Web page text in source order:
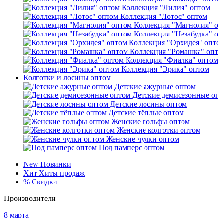
Коллекция "Лилия" оптом
Коллекция "Лотос" оптом
Коллекция "Магнолия"
Коллекция "Незабудка"
Коллекция "Орхидея"
Коллекция "Ромашка"
Коллекция "Фиалка" оптом
Коллекция "Эрика" оптом
Колготки и лосины оптом
Детские ажурные оптом
Детские демисезонные
Детские лосины оптом
Детские тёплые оптом
Женские гольфы оптом
Женские колготки оптом
Женские чулки оптом
Под памперс оптом
New Новинки
Хит Хиты продаж
% Скидки
Производители
8 марта